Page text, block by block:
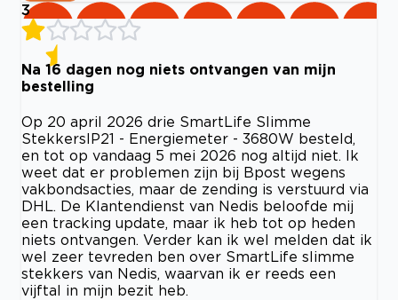
3
Na 16 dagen nog niets ontvangen van mijn
bestelling
Op 20 april 2026 drie SmartLife Slimme
StekkersIP21 - Energiemeter - 3680W besteld,
en tot op vandaag 5 mei 2026 nog altijd niet. Ik
weet dat er problemen zijn bij Bpost wegens
vakbondsacties, maar de zending is verstuurd via
DHL. De Klantendienst van Nedis beloofde mij
een tracking update, maar ik heb tot op heden
niets ontvangen. Verder kan ik wel melden dat ik
wel zeer tevreden ben over SmartLife slimme
stekkers van Nedis, waarvan ik er reeds een
vijftal in mijn bezit heb.